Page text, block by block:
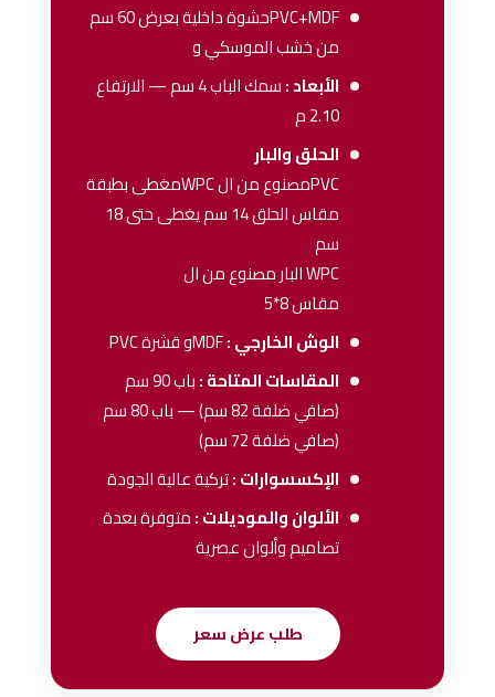
PVC+MDFحشوة داخلية بعرض 60 سم
من خشب الموسكي و
الأبعاد :
سمك الباب 4 سم — الارتفاع
2.10 م
الحلق والبار
PVCمصنوع من ال WPCمغطى بطبقة
مقاس الحلق 14 سم يغطى حتى 18
سم
WPC البار مصنوع من ال
مقاس 8*5
الوش الخارجي :
المقاسات المتاحة :
باب 90 سم
(صافي ضلفة 82 سم) — باب 80 سم
(صافي ضلفة 72 سم)
الإكسسوارات :تركية عالية الجودة
الألوان والموديلات :متوفرة بعدة
تصاميم وألوان عصرية
طلب عرض سعر